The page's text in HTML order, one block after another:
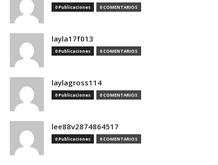
0 Publicaciones 0 COMENTARIOS
layla17f013
0 Publicaciones 0 COMENTARIOS
laylagross114
0 Publicaciones 0 COMENTARIOS
lee88v2874864517
0 Publicaciones 0 COMENTARIOS